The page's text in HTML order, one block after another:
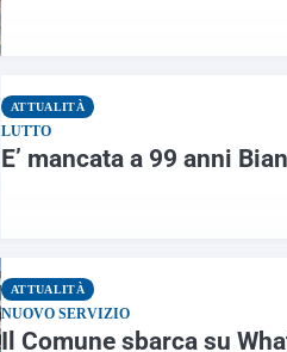
ATTUALITÀ
LUTTO
E’ mancata a 99 anni
ATTUALITÀ
NUOVO SERVIZIO
Il Comune sbarca su